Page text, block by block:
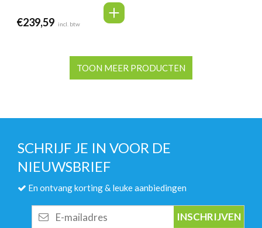
€239,59 incl. btw
TOON MEER PRODUCTEN
SCHRIJF JE IN VOOR DE
NIEUWSBRIEF
En ontvang korting & leuke aanbiedingen
mailadres